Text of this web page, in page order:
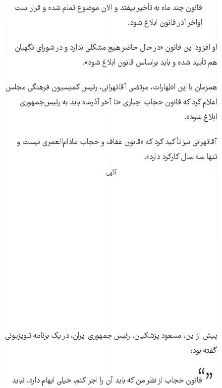
قانون چند ماه به تأخیر بیفتد و الان موضوع تمام شده و قرار است
اواخر آذر قانون ابلاغ شود.
او افزود این قانون «در حال حاضر هیچ مشکلی ندارد و در شورای نگهبان
هم تأیید شده و باید براساس قانون ابلاغ شود».
همزمان با این اظهارات، مرتضی آقاتهرانی، رئیس کمیسیون فرهنگی مجلس
اعلام کرد که قانون حجاب اجباری «تا آخر آذرماه باید به رئیس‌جمهوری
ابلاغ شود».
آقاتهرانی نیز تأکید کرد که «قانون عفاف و حجاب مادام‌العمری نیست و
تنها سه سال کارکرد دارد».
آگهی
پیش از این، مسعود پزشکیان، رئیس جمهوری ایران، در یک برنامه تلویزیونی
گفته بود:
قانون حجاب از نظر من که باید آن را اجرا کنم، خیلی ابهام دارد. نباید